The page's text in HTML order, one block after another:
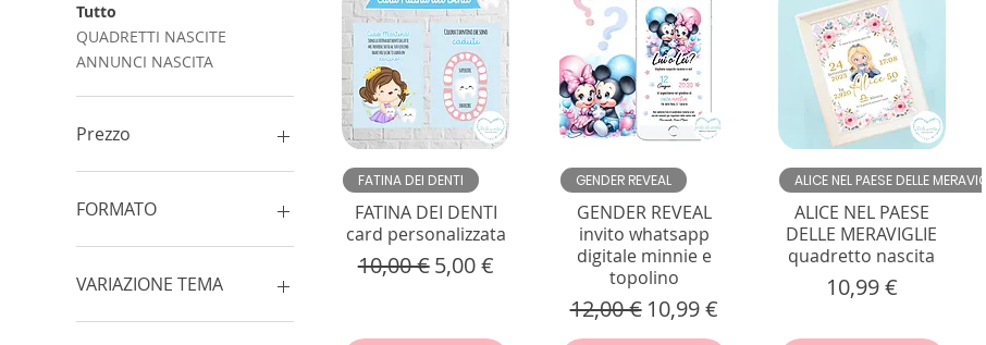
Tutto
QUADRETTI NASCITE
ANNUNCI NASCITA
Prezzo
5 €
FORMATO
DIGITALE FORMATO A4
STAMPA E SPEDIZIONE A4
VARIAZIONE TEMA
ELEFANTINA
Vista rapida
FATINA DEI DENTI
FATINA DEI DENTI
card personalizzata
Prezzo regolare
10,00 €Prezzo scontato
5,00 €
Vista rapida
GENDER REVEAL
GENDER REVEAL
invito whatsapp
digitale minnie e
topolino
Prezzo regolare
12,00 € Prezzo scontato
10,99 €
Vista rapida
ALICE NEL PAESE DELLE MERAVIGL
ALICE NEL PAESE
DELLE MERAVIGLIE
quadretto nascita
Prezzo
10,99 €